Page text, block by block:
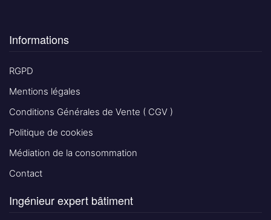
Informations
RGPD
Mentions légales
Conditions Générales de Vente ( CGV )
Politique de cookies
Médiation de la consommation
Contact
Ingénieur expert bâtiment